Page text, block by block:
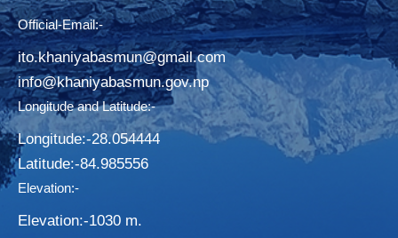
Official-Email:-
ito.khaniyabasmun@gmail.com
info@khaniyabasmun.gov.np
Longitude and Latitude:-
Longitude:-28.054444
Latitude:-​84.985556
Elevation:-
Elevation:-1030 m.